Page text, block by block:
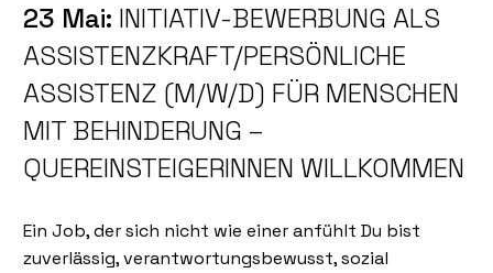
23 Mai: INITIATIV-BEWERBUNG ALS
ASSISTENZKRAFT/PERSÖNLICHE
ASSISTENZ (M/W/D) FÜR MENSCHEN
MIT BEHINDERUNG –
QUEREINSTEIGERINNEN WILLKOMMEN
Ein Job, der sich nicht wie einer anfühlt Du bist
zuverlässig, verantwortungsbewusst, sozial